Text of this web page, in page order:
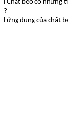
l Chất béo có những
?
l ứng dụng của chất